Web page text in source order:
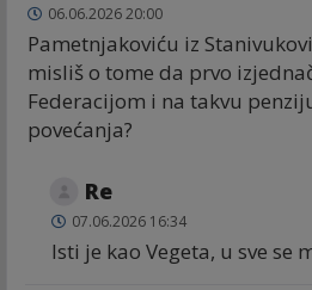
06.06.2026 20:00
Pametnjakoviću iz
misliš o tome da prvo
Federacijom i na takvu
povećanja?
Re
07.06.2026 16:34
Isti je kao Vegeta, u sve se